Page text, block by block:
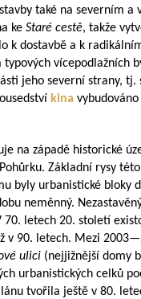
také na severním a
ke Staré cestě, takže
k dostavbě a k
vícepodlažních
jeho severní strany, tj.
kina
na západě historické
Základní rysy
byly urbanistické bloky
neměnný.
70. letech 20. století
v 90. letech. Mezi
ulici (nejjižnější domy
urbanistických celků
tvořila ještě v 80.